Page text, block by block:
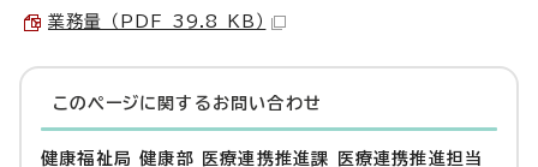
業務量 （PDF 39.8 KB）
このページに関する お問い合わせ
健康福祉局 健康部 医療連携推進課 医療連携推進担当